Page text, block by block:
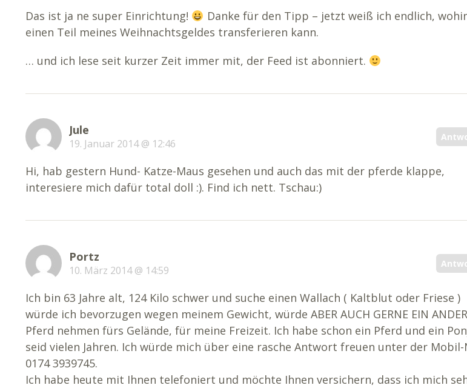
Das ist ja ne super Einrichtung!
Danke für den Tipp – jetzt weiß ich endlich,
einen Teil meines Weihnachtsgeldes transferieren kann.
… und ich lese seit kurzer Zeit immer mit, der Feed ist abonniert.
Jule
19. Januar 2014 @ 12:46
Hi, hab gestern Hund- Katze-Maus gesehen und auch das mit der pferde klappe,
interesiere mich dafür total doll :). Find ich nett. Tschau:)
Portz
10. März 2014 @ 14:59
Ich bin 63 Jahre alt, 124 Kilo schwer und suche einen Wallach ( Kaltblut oder Friese )
würde ich bevorzugen wegen meinem Gewicht, würde ABER AUCH GERNE EIN
Pferd nehmen fürs Gelände, für meine Freizeit. Ich habe schon ein Pferd und ein
seid vielen Jahren. Ich würde mich über eine rasche Antwort freuen unter der Mobil-
0174 3939745.
Ich habe heute mit Ihnen telefoniert und möchte Ihnen versichern, dass ich mich